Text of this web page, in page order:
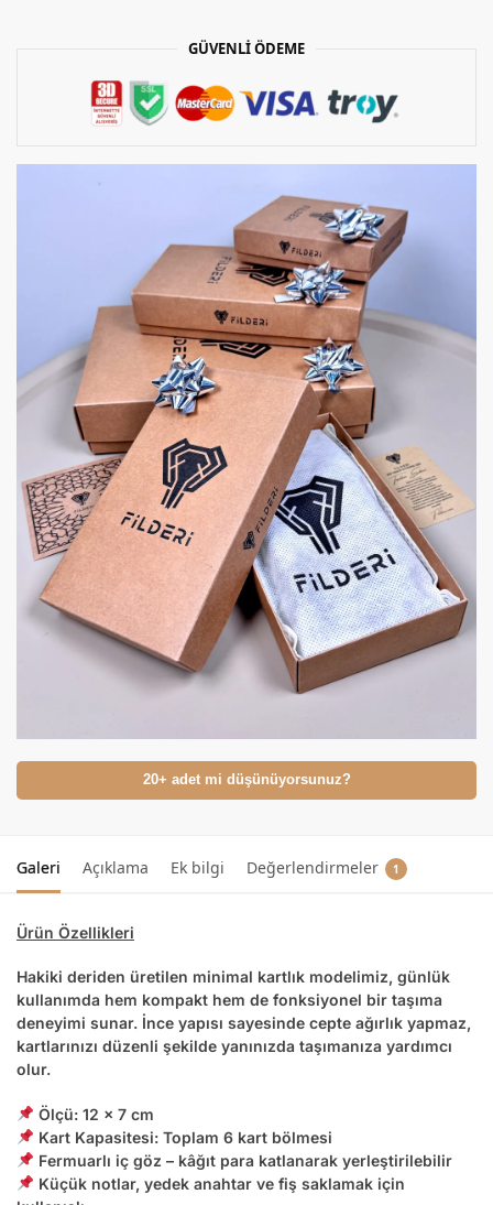
GÜVENLİ ÖDEME
20+ adet mi düşünüyorsunuz?
Galeri Açıklama Ek bilgi Değerlendirmeler 1
Ürün Özellikleri
Hakiki deriden üretilen minimal kartlık modelimiz, günlük
kullanımda hem kompakt hem de fonksiyonel bir taşıma
deneyimi sunar. İnce yapısı sayesinde cepte ağırlık yapmaz,
kartlarınızı düzenli şekilde yanınızda taşımanıza yardımcı
olur.
Ölçü:12 x 7 cm
Kart Kapasitesi: Toplam 6 kart bölmesi
Fermuarlı iç göz – kâğıt para katlanarak yerleştirilebilir
Küçük notlar, yedek anahtar ve fiş saklamak için